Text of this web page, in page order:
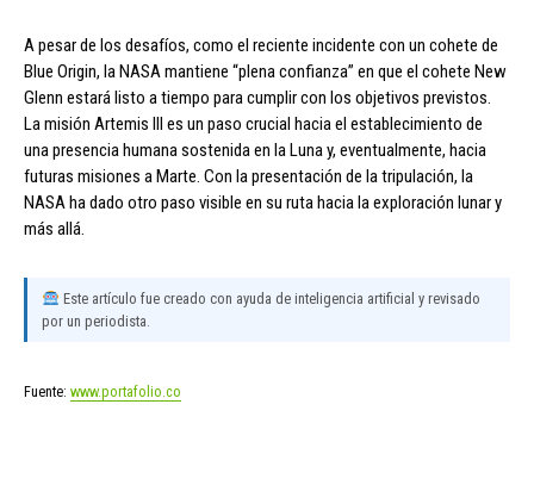
A pesar de los desafíos, como el reciente incidente con un cohete de
Blue Origin, la NASA mantiene “plena confianza” en que el cohete New
Glenn estará listo a tiempo para cumplir con los objetivos previstos.
La misión Artemis III es un paso crucial hacia el establecimiento de
una presencia humana sostenida en la Luna y, eventualmente, hacia
futuras misiones a Marte. Con la presentación de la tripulación, la
NASA ha dado otro paso visible en su ruta hacia la exploración lunar y
más allá.
Este artículo fue creado con ayuda de inteligencia artificial y revisado
por un periodista.
Fuente: www.portafolio.co